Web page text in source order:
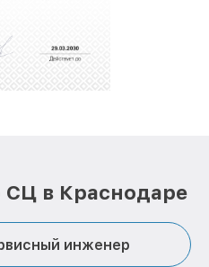
обрели отличную
совершенствуемся и
СЦ в Краснодаре
инженер